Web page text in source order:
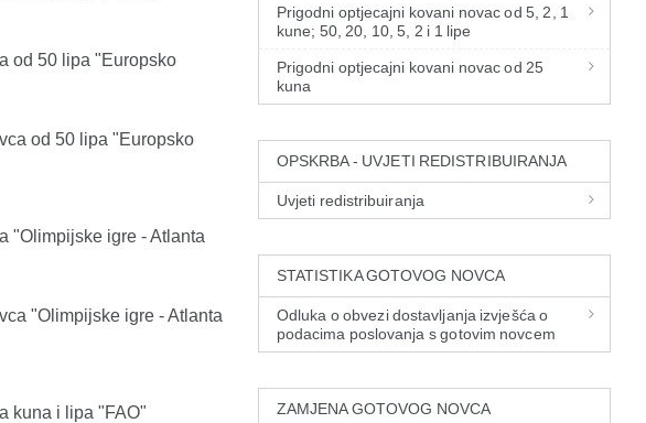
od 50 lipa "Europsko
od 50 lipa "Europsko
"Olimpijske igre - Atlanta
"Olimpijske igre - Atlanta
kuna i lipa "FAO"
Prigodni optjecajni kovani novac od 5, 2, 1
kune; 50, 20, 10, 5, 2 i 1 lipe
Prigodni optjecajni kovani novac od 25
kuna
OPSKRBA - UVJETI REDISTRIBUIRANJA
Uvjeti redistribuiranja
STATISTIKA GOTOVOG NOVCA
Odluka o obvezi dostavljanja izvješća o
podacima poslovanja s gotovim novcem
ZAMJENA GOTOVOG NOVCA